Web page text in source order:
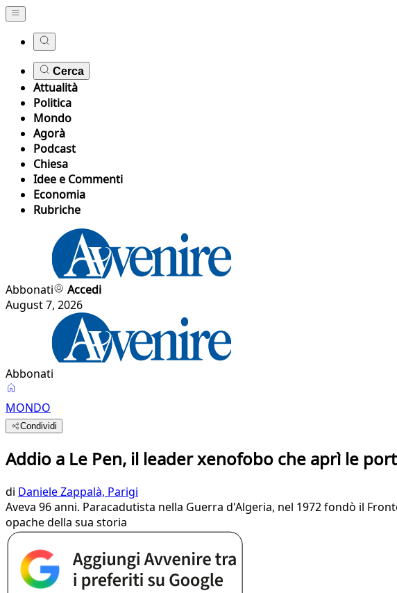
Cerca
Attualità
Politica
Mondo
Agorà
Podcast
Chiesa
Idee e Commenti
Economia
Rubriche
Abbonati
Accedi
August 7, 2026
Abbonati
MONDO
Condividi
Addio a Le Pen, il leader xenofobo che aprì le
di Daniele Zappalà, Parigi
Aveva 96 anni. Paracadutista nella Guerra d'Algeria, nel 1972 fondò il
opache della sua storia